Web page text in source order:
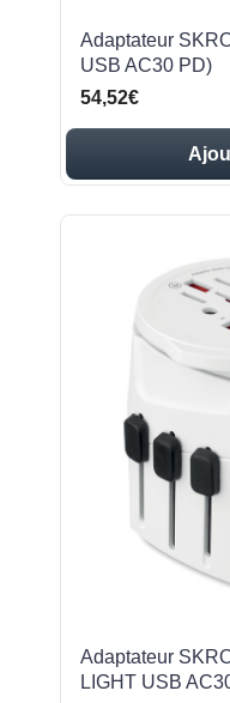
Adaptateur
USB AC30 PD)
54,52€
Adaptateur
LIGHT USB